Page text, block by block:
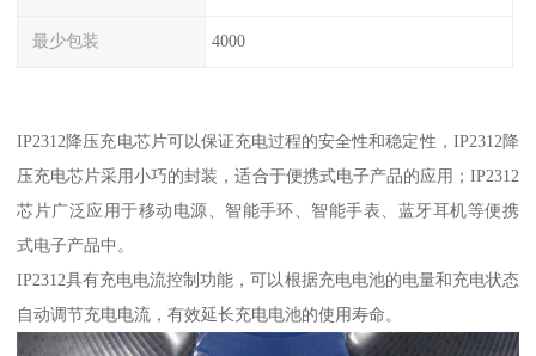
最少包装 4000
IP2312降压充电芯片可以保证充电过程的安全性和稳定性，IP2312降
压充电芯片采用小巧的封装，适合于便携式电子产品的应用；IP2312
芯片广泛应用于移动电源、智能手环、智能手表、蓝牙耳机等便携
式电子产品中。
IP2312具有充电电流控制功能，可以根据充电电池的电量和充电状态
自动调节充电电流，有效延长充电电池的使用寿命。